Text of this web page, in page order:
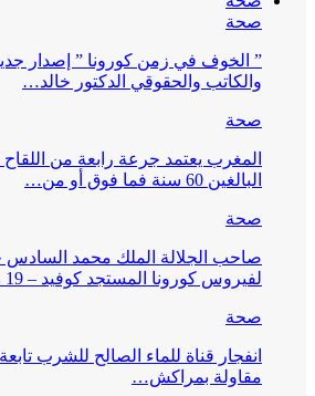
صحة
” الخوف في زمن كورونا ” إصدار
والكاتب والحقوقي الدكتور خالد…
صحة
المغرب يعتمد جرعة رابعة من اللقاح
البالغين 60 سنة فما فوق أو من…
صحة
صاحب الجلالة الملك محمد
لفيروس كورونا المستجد كوفيد – 19 ، بدون…
صحة
انفجار قناة للماء الصالح للشرب
مقاولة بمراكش…